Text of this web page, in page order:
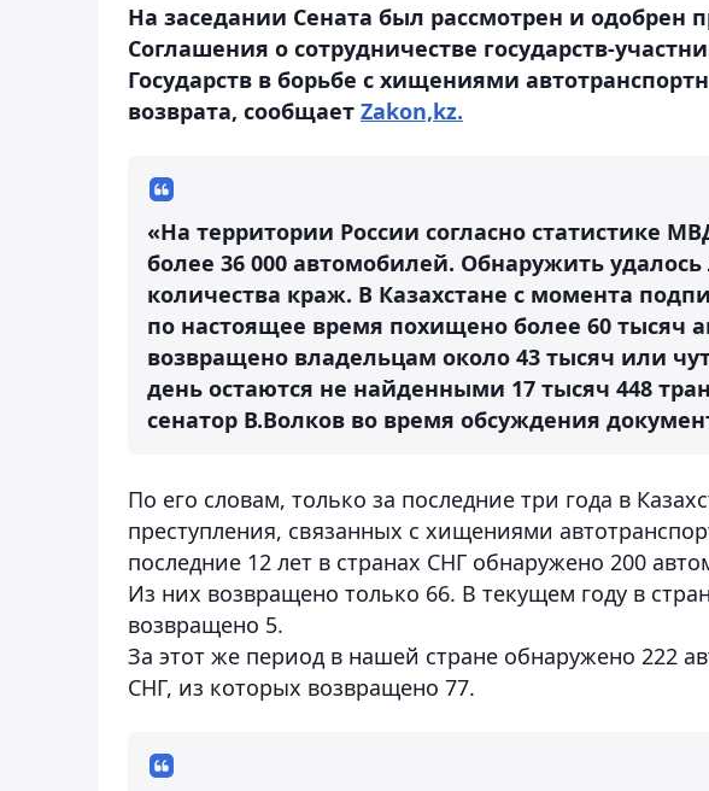
На заседании Сената был рассмотрен и одобрен
Соглашения о сотрудничестве государств-
Государств в борьбе с хищениями
возврата, сообщает Zakon,kz.
«На территории России согласно статистике
более 36 000 автомобилей. Обнаружить
количества краж. В Казахстане с момента
по настоящее время похищено более 60 тысяч
возвращено владельцам около 43 тысяч или
день остаются не найденными 17 тысяч 448
сенатор В.Волков во время обсуждения
По его словам, только за последние три года в
преступления, связанных с хищениями
последние 12 лет в странах СНГ обнаружено 200
Из них возвращено только 66. В текущем году в
возвращено 5.
За этот же период в нашей стране обнаружено 222
СНГ, из которых возвращено 77.